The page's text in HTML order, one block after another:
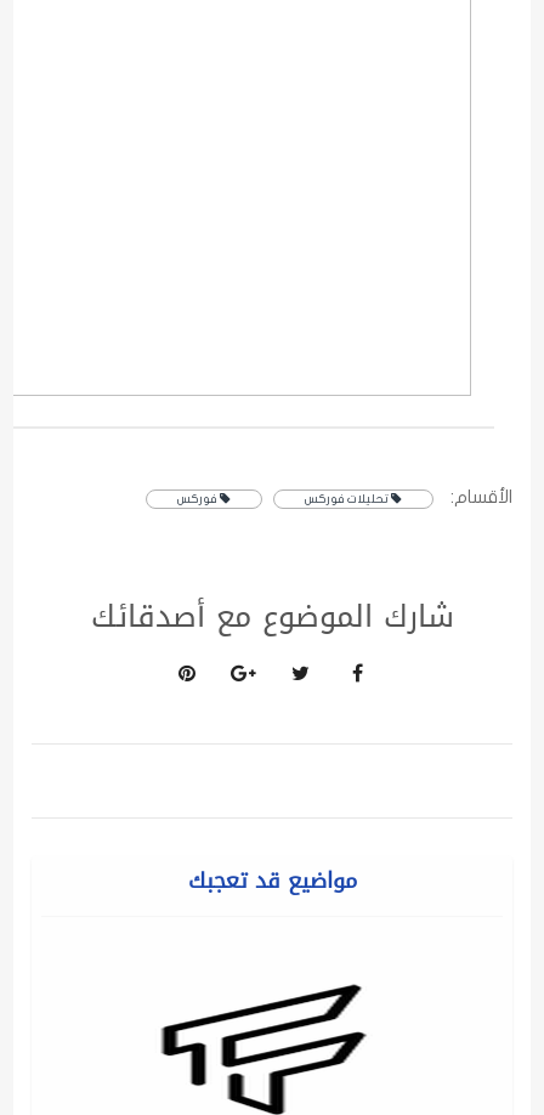
الأقسام: تحليلات فوركس فوركس
شارك الموضوع مع أصدقائك
مواضيع قد تعجبك